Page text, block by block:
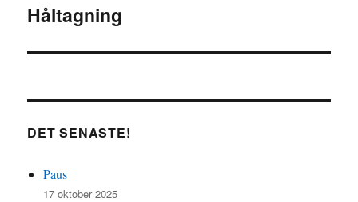
Nästa
Håltagning
DET SENASTE!
Paus
17 oktober 2025